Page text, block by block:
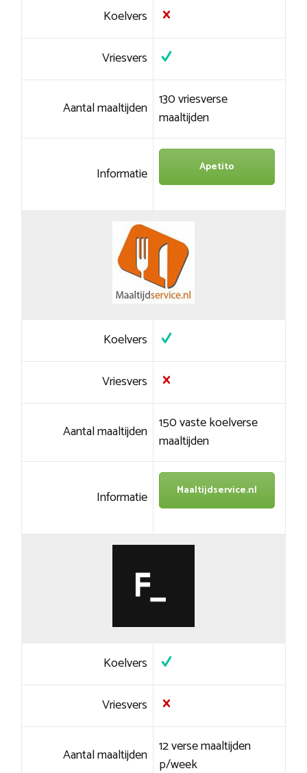
Koelvers
Vriesvers
Aantal maaltijden 130 vriesverse
maaltijden
Informatie Apetito
Koelvers
Vriesvers
Aantal maaltijden 150 vaste koelverse
maaltijden
Informatie Maaltijdservice.nl
Koelvers
Vriesvers
Aantal maaltijden 12 verse maaltijden
p/week